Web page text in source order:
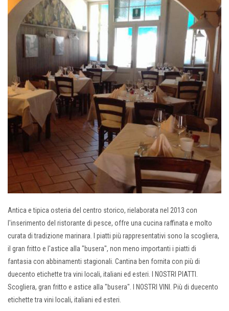
Antica e tipica osteria del centro storico, rielaborata nel 2013 con
l'inserimento del ristorante di pesce, offre una cucina raffinata e molto
curata di tradizione marinara. I piatti più rappresentativi sono la scogliera,
il gran fritto e l'astice alla "busera", non meno importanti i piatti di
fantasia con abbinamenti stagionali. Cantina ben fornita con più di
duecento etichette tra vini locali, italiani ed esteri. I NOSTRI PIATTI.
Scogliera, gran fritto e astice alla "busera". I NOSTRI VINI. Più di duecento
etichette tra vini locali, italiani ed esteri.